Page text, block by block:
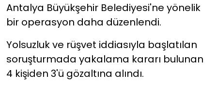
Antalya Büyükşehir Belediyesi'ne yönelik
bir operasyon daha düzenlendi.
Yolsuzluk ve rüşvet iddiasıyla başlatılan
soruşturmada yakalama kararı bulunan
4 kişiden 3'ü gözaltına alındı.
TEKNOLOJİ
Yaşam
YEREL POLİTİKA
YEREL YÖNETİMLER